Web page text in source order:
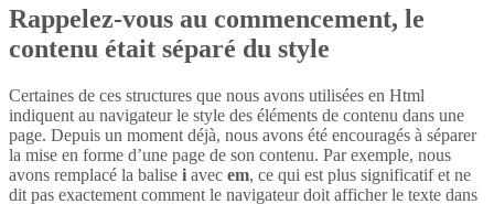
Rappelez-vous au commencement, le
contenu était séparé du style
Certaines de ces structures que nous avons utilisées en Html
indiquent au navigateur le style des éléments de contenu dans une
page. Depuis un moment déjà, nous avons été encouragés à séparer
la mise en forme d’une page de son contenu. Par exemple, nous
avons remplacé la balise i avec em, ce qui est plus significatif et ne
dit pas exactement comment le navigateur doit afficher le texte dans